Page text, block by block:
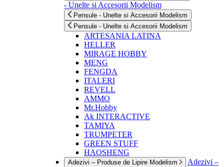
- Unelte si Accesorii Modelism
Pensule - Unelte si Accesorii Modelism
Pensule - Unelte si Accesorii Modelism
ARTESANIA LATINA
HELLER
MIRAGE HOBBY
MENG
FENGDA
ITALERI
REVELL
AMMO
Mr.Hobby
Ak INTERACTIVE
TAMIYA
TRUMPETER
GREEN STUFF
HAOSHENG
Adezivi – Produse de Lipire Modelism
Adezivi –